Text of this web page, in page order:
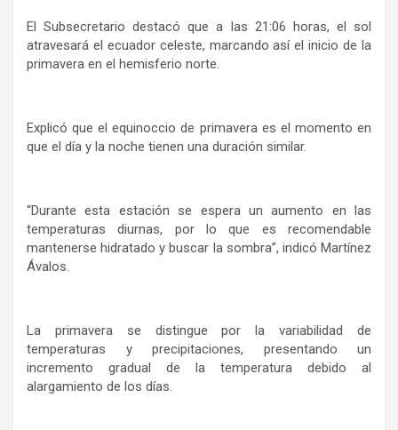
El Subsecretario destacó que a las 21:06 horas, el sol
atravesará el ecuador celeste, marcando así el inicio de la
primavera en el hemisferio norte.
Explicó que el equinoccio de primavera es el momento en
que el día y la noche tienen una duración similar.
“Durante esta estación se espera un aumento en las
temperaturas diurnas, por lo que es recomendable
mantenerse hidratado y buscar la sombra”, indicó Martínez
Ávalos.
La primavera se distingue por la variabilidad de
temperaturas y precipitaciones, presentando un
incremento gradual de la temperatura debido al
alargamiento de los días.